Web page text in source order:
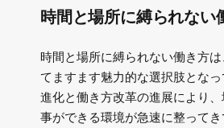
時間と場所に縛られない
時間と場所に縛られない働き方
てますます魅力的な選択肢とな
進化と働き方改革の進展により
事ができる環境が急速に整って